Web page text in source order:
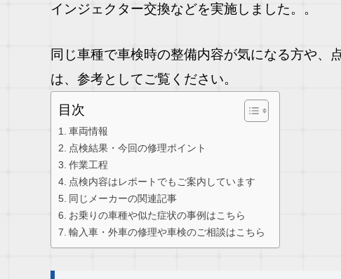
インジェクター交換などを実施しました。。
同じ車種で車検時の整備内容が気になる方や、
は、参考としてご覧ください。
目次
車両情報
点検結果・今回の修理ポイント
作業工程
点検内容はレポートでもご案内しています
同じメーカーの関連記事
お乗りの車種や似た症状の事例はこちら
輸入車・外車の修理や車検のご相談はこちら